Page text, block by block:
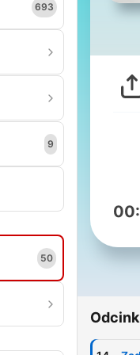
693
9
50